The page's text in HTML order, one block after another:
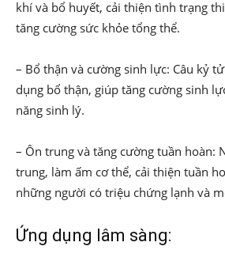
khí và bổ huyết, cải thiện tình trạng
tăng cường sức khỏe tổng thể.
– Bổ thận và cường sinh lực: Câu kỷ
dụng bổ thận, giúp tăng cường sinh
năng sinh lý.
– Ôn trung và tăng cường tuần hoàn:
trung, làm ấm cơ thể, cải thiện tuần
những người có triệu chứng lạnh và
Ứng dụng lâm sàng: